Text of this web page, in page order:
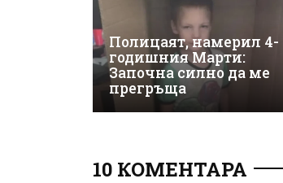
Полицаят, намерил 4-
годишния Марти:
Започна силно да ме
прегръща
10 КОМЕНТАРА